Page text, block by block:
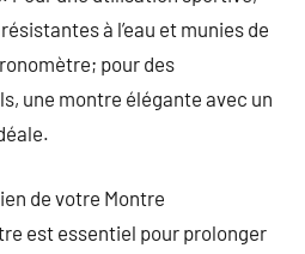
à l’eau et munies de
pour des
une montre élégante avec un
de votre Montre
est essentiel pour prolonger